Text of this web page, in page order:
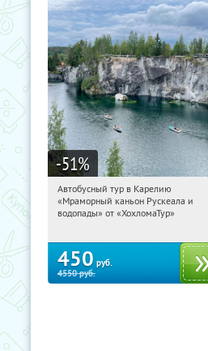
-51%
02:18:51 Купили:
Сенная площадь
Автобусный тур в Карелию
«Мраморный каньон Рускеала и
водопады» от «ХохломаТур»
450 руб.
4550руб.